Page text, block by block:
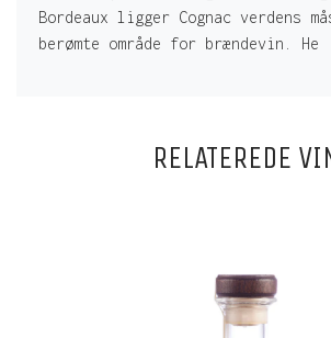
Bordeaux ligger Cognac verdens
berømte område for brændevin. He
RELATEREDE